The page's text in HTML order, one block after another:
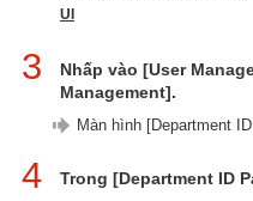
UI
3 Nhấp vào [User
Management].
Màn hình [Department
4 Trong [Department ID